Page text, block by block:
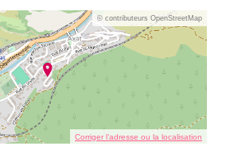
© contributeurs OpenStreetMap
Corriger l’adresse ou la localisation